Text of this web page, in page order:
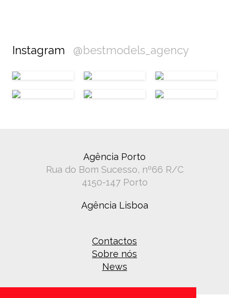
Instagram @bestmodels_agency
Agência Porto
Rua do Bom Sucesso, nº66 R/C
4150-147 Porto
Agência Lisboa
Contactos
Sobre nós
News